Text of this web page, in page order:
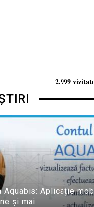
2.999
Aquabis: Aplicație
și mai...